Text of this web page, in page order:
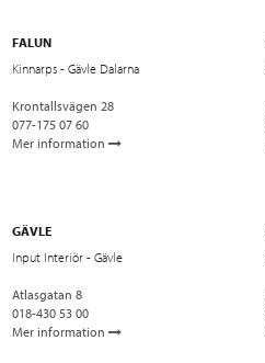
FALUN
Kinnarps - Gävle Dalarna
Krontallsvägen 28
077-175 07 60
Mer information
GÄVLE
Input Interiör - Gävle
Atlasgatan 8
018-430 53 00
Mer information